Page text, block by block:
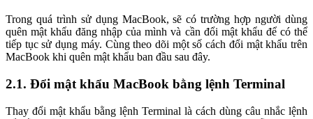
Trong quá trình sử dụng MacBook, sẽ có trường hợp người dùng
quên mật khẩu đăng nhập của mình và cần đổi mật khẩu để có thể
tiếp tục sử dụng máy. Cùng theo dõi một số cách đổi mật khẩu trên
MacBook khi quên mật khẩu ban đầu sau đây.
2.1. Đổi mật khẩu MacBook bằng lệnh Terminal
Thay đổi mật khẩu bằng lệnh Terminal là cách dùng câu nhắc lệnh